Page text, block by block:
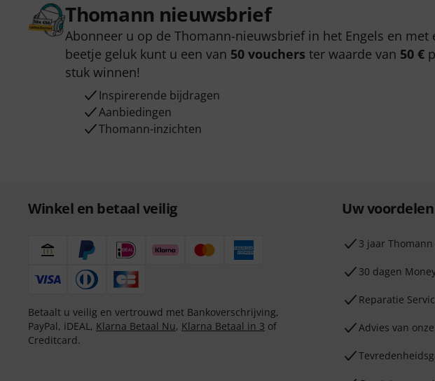
Thomann nieuwsbrief
Abonneer u op de Thomann-nieuwsbrief in het Engels en met
beetje geluk kunt u een van 50 vouchers ter waarde van 50 €
stuk winnen!
Inspirerende bijdragen
Aanbiedingen
Thomann-inzichten
Winkel en betaal veilig
Betaalt u veilig en vertrouwd met Bankoverschrijving,
PayPal, iDEAL, Klarna Betaal Nu, Klarna Betaal in 3 of
Creditcard.
Uw voordelen
3 jaar
30 dagen
Reparatie
Advies van